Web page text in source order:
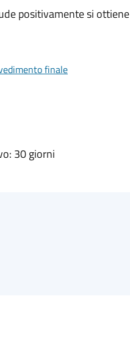
positivamente si ottiene
finale
30 giorni